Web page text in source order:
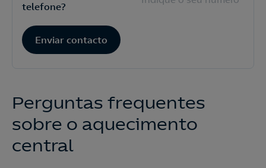
telefone?
Enviar contacto
Perguntas frequentes
sobre o aquecimento
central